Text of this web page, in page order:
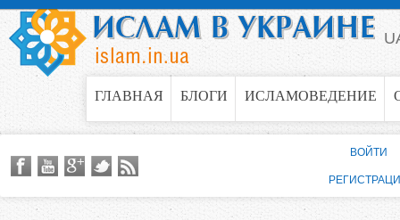
Jump to navigation
ГЛАВНАЯ БЛОГИ ИСЛАМОВЕДЕНИЕ
ВОЙТИ